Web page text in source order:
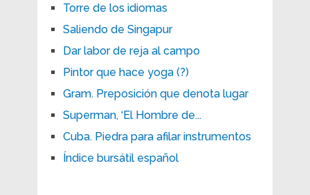
Torre de los idiomas
Saliendo de Singapur
Dar labor de reja al campo
Pintor que hace yoga (?)
Gram. Preposición que denota lugar
Superman, ‘El Hombre de...
Cuba. Piedra para afilar instrumentos
Índice bursátil español